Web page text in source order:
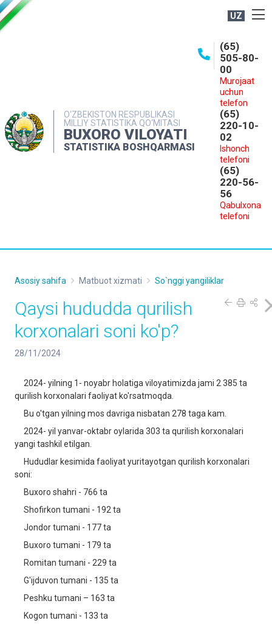
UZ
O‘ZBEKISTON RESPUBLIKASI
MILLIY STATISTIKA QO‘MITASI
BUXORO VILOYATI
STATISTIKA BOSHQARMASI
(65)
505-80-
00
Murojaat
uchun
telefon
(65)
220-10-
02
Ishonch
telefoni
(65)
220-56-
56
Qabulxona
telefoni
MATBUOT XIZMATI
MUROJAATLAR
Asosiy sahifa Matbuot xizmati So`nggi yangiliklar
Qaysi hududda qurilish
korxonalari soni ko'p?
28/11/2024
2024- yilning 1- noyabr holatiga viloyatimizda jami 2 385 ta
qurilish korxonalari faoliyat ko'rsatmoqda.
Bu o'tgan yilning mos davriga nisbatan 278 taga kam.
2024- yil yanvar-oktabr oylarida 303 ta qurilish korxonalari
yangi tashkil etilgan.
Hududlar kesimida faoliyat yuritayotgan qurilish korxonalari
soni:
Buxoro shahri - 766 ta
Shofirkon tumani - 192 ta
Jondor tumani - 177 ta
Buxoro tumani - 179 ta
Romitan tumani - 229 ta
G'ijduvon tumani - 135 ta
Peshku tumani – 163 ta
Kogon tumani - 133 ta